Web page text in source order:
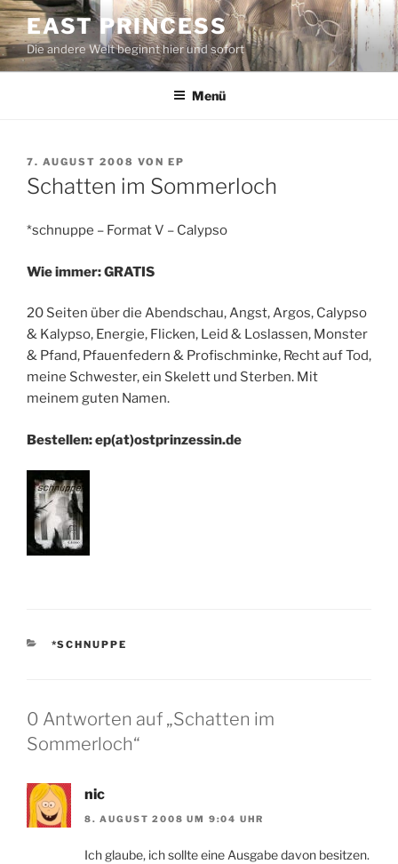
Zum
Inhalt
springen
EAST PRINCESS
Die andere Welt beginnt hier und sofort
Menü
VERÖFFENTLICHT
AM
7. AUGUST 2008 VON EP
Schatten im Sommerloch
*schnuppe – Format V – Calypso
Wie immer:GRATIS
20 Seiten über die Abendschau, Angst, Argos, Calypso
& Kalypso, Energie, Flicken, Leid & Loslassen, Monster
& Pfand, Pfauenfedern & Profischminke, Recht auf Tod,
meine Schwester, ein Skelett und Sterben. Mit
meinem guten Namen.
Bestellen: ep(at)ostprinzessin.de
KATEGORIEN
*SCHNUPPE
0 Antworten auf „Schatten im
Sommerloch“
nic
8. AUGUST 2008 UM 9:04 UHR
Ich glaube, ich sollte eine Ausgabe davon besitzen.